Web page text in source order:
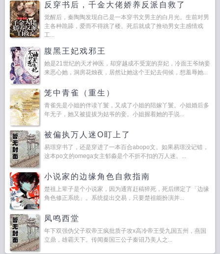
反穿书后，千金大佬娇养反派自救了
觉醒后，秦陶陶发现自己是一本穿书文男主的白月光。生前对男
主各种跪舔，爱而不得跳了楼。死后就成了推动男女主感情戏
工...
腹黑王妃戏邪王
她是21世纪的天才神医，却穿越成不受宠的弃妃，冷面王爷纳妾
来恶心她，洞房花烛夜，居然让她这个王妃去伺候，想羞辱她...
笼中青雀（重生）
青雀先是小姐的伴读丫鬟，又成了小姐的陪嫁丫鬟。小姐婚后多
年无子，她又被提拔为姑爷的妾。小姐握着她的手说...
被偏执万人迷O盯上了
易璟穿书了，还是穿进了一本百合abopo文。如果易璟没记错，
这本po文的omega女主郁淼是个不折不扣的万人迷。...
小说家的边缘角色自救指南
楚祖上辈子是个小说家，因为通宵赶稿猝死，死后绑定了「边缘
角色修正系统」。系统提出交易，只要楚祖能扮演并...
凤鸣西堂
年下双强伪父子双帝王疯批质子攻x高冷帝王受九国五州，燕国
立鼎，雄霸天下。传闻秦国三公子秦诏乃美人之...